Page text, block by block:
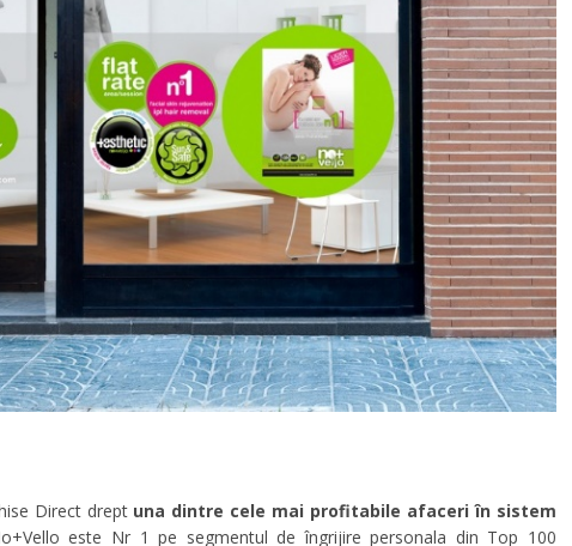
Direct drept una dintre cele mai profitabile afaceri în sistem
este Nr 1 pe segmentul de îngrijire personala din Top 100